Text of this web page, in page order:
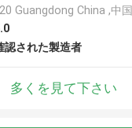
Guangdong China ,中国
認された製造者
多くを見て下さい